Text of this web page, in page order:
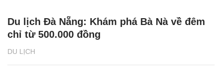
DU LỊCH
Du lịch Đà Nẵng: Khám phá Bà Nà về đêm
chỉ từ 500.000 đồng